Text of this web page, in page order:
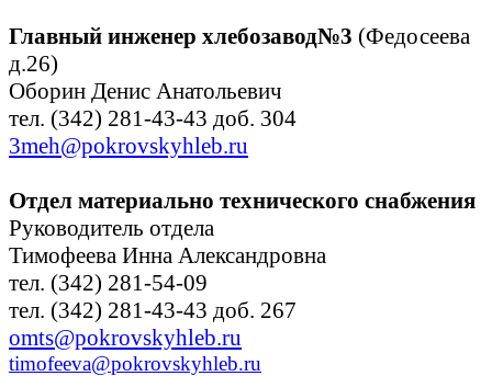
Главный инженер хлебозавод№3 (Федосеева
д.26)
Оборин Денис Анатольевич
тел. (342) 281-43-43 доб. 304
3meh@pokrovskyhleb.ru
Отдел материально технического снабжения
Руководитель отдела
Тимофеева Инна Александровна
тел. (342) 281-54-09
тел. (342) 281-43-43 доб. 267
omts@pokrovskyhleb.ru
timofeeva@pokrovskyhleb.ru